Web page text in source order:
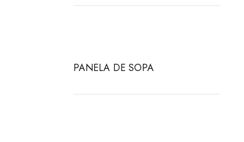
PANELA DE SOPA